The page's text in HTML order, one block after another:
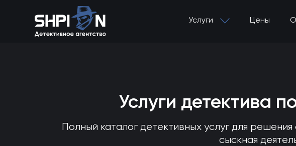
Услуги Цены
Услуги детектива
Полный каталог детективных услуг для
сыскная